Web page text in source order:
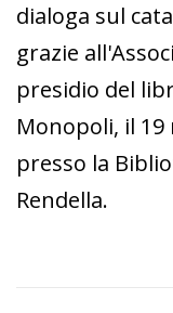
dialoga sul
grazie
presidio del
Monopoli, il 19
presso la
Rendella.